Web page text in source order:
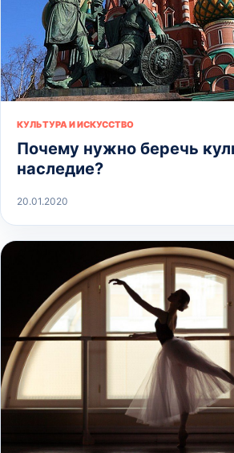
КУЛЬТУРА И ИСКУССТВО
Почему нужно беречь
наследие?
20.01.2020